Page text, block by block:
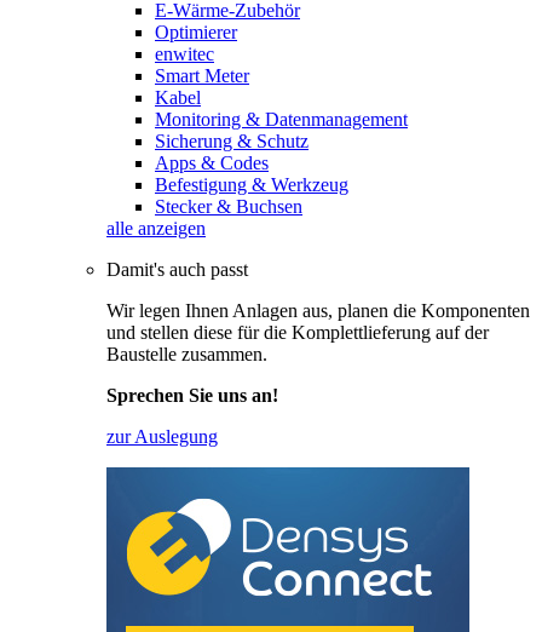
E-Wärme-Zubehör
Optimierer
enwitec
Smart Meter
Kabel
Monitoring & Datenmanagement
Sicherung & Schutz
Apps & Codes
Befestigung & Werkzeug
Stecker & Buchsen
alle anzeigen
Damit's auch passt
Wir legen Ihnen Anlagen aus, planen die Komponenten
und stellen diese für die Komplettlieferung auf der
Baustelle zusammen.
Sprechen Sie uns an!
zur Auslegung